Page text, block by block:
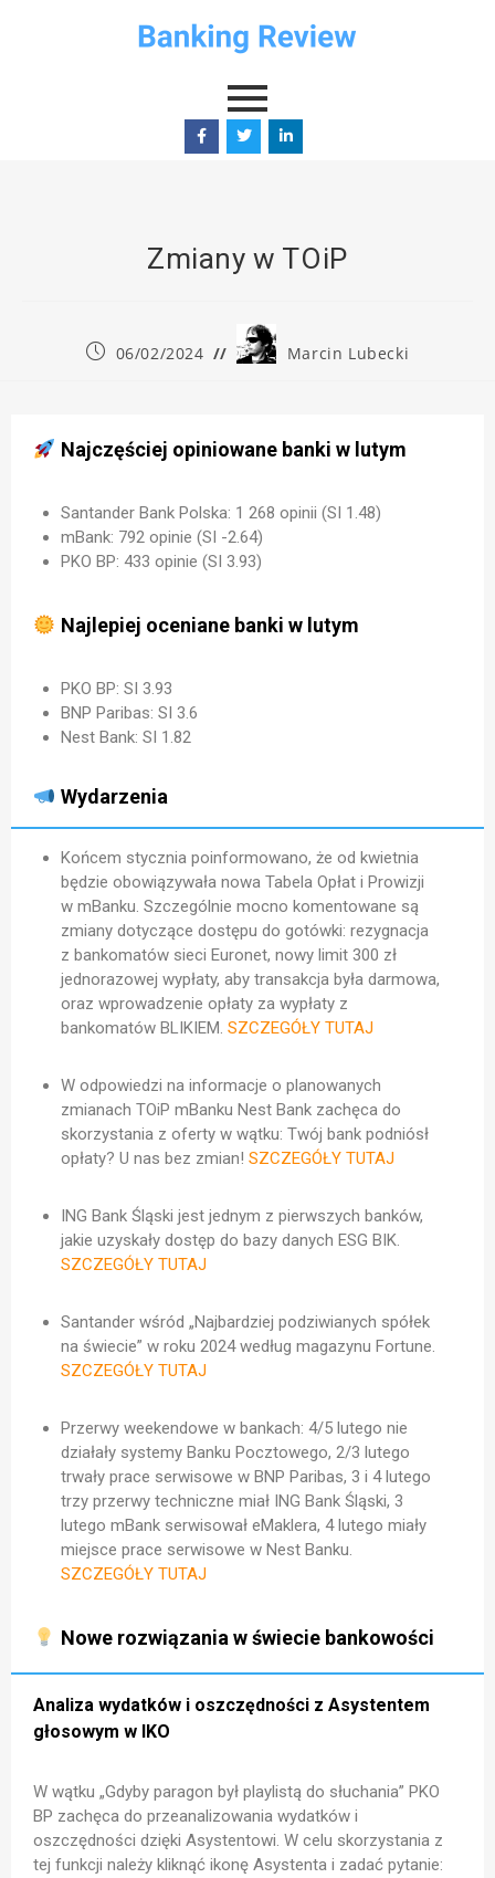
Zmiany w TOiP
06/02/2024 Marcin Lubecki
Najczęściej opiniowane banki w lutym
Santander Bank Polska: 1 268 opinii (SI 1.48)
mBank: 792 opinie (SI -2.64)
PKO BP: 433 opinie (SI 3.93)
Najlepiej oceniane banki w lutym
PKO BP: SI 3.93
BNP Paribas: SI 3.6
Nest Bank: SI 1.82
Wydarzenia
Końcem stycznia poinformowano, że od kwietnia
będzie obowiązywała nowa Tabela Opłat i Prowizji
w mBanku. Szczególnie mocno komentowane są
zmiany dotyczące dostępu do gotówki: rezygnacja
z bankomatów sieci Euronet, nowy limit 300 zł
jednorazowej wypłaty, aby transakcja była darmowa,
oraz wprowadzenie opłaty za wypłaty z
bankomatów BLIKIEM. SZCZEGÓŁY TUTAJ
W odpowiedzi na informacje o planowanych
zmianach TOiP mBanku Nest Bank zachęca do
skorzystania z oferty w wątku: Twój bank podniósł
opłaty? U nas bez zmian! SZCZEGÓŁY TUTAJ
ING Bank Śląski jest jednym z pierwszych banków,
jakie uzyskały dostęp do bazy danych ESG BIK.
SZCZEGÓŁY TUTAJ
Santander wśród „Najbardziej podziwianych spółek
na świecie” w roku 2024 według magazynu Fortune.
SZCZEGÓŁY TUTAJ
Przerwy weekendowe w bankach: 4/5 lutego nie
działały systemy Banku Pocztowego, 2/3 lutego
trwały prace serwisowe w BNP Paribas, 3 i 4 lutego
trzy przerwy techniczne miał ING Bank Śląski, 3
lutego mBank serwisował eMaklera, 4 lutego miały
miejsce prace serwisowe w Nest Banku.
SZCZEGÓŁY TUTAJ
Nowe rozwiązania w świecie bankowości
Analiza wydatków i oszczędności z Asystentem
głosowym w IKO
W wątku „Gdyby paragon był playlistą do słuchania” PKO
BP zachęca do przeanalizowania wydatków i
oszczędności dzięki Asystentowi. W celu skorzystania z
tej funkcji należy kliknąć ikonę Asystenta i zadać pytanie: